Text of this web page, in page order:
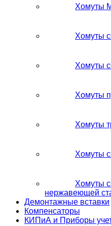
Хомуты
Хомуты
Хомуты
Хомуты
Хомуты
Хомуты
Хомуты
нержавеющей
Демонтажные вставки
Компенсаторы
КИПиА и Приборы